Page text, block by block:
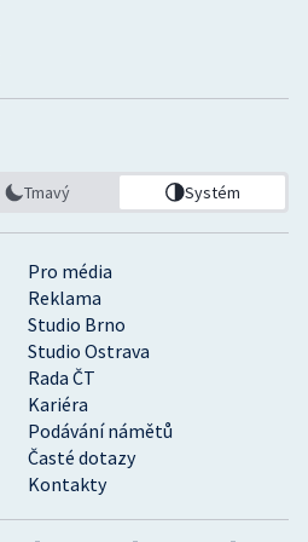
Pro média
Reklama
Studio Brno
Studio Ostrava
Rada ČT
Kariéra
Podávání námětů
Časté dotazy
Kontakty
Tmavý Systém